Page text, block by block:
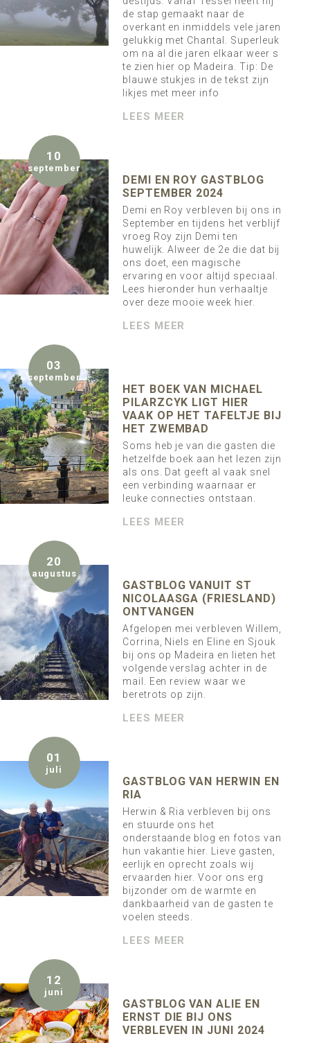
de stap gemaakt naar de
overkant en inmiddels vele jaren
gelukkig met Chantal. Superleuk
om na al die jaren elkaar weer s
te zien hier op Madeira. Tip: De
blauwe stukjes in de tekst zijn
likjes met meer info
LEES MEER
10
september
DEMI EN ROY GASTBLOG
SEPTEMBER 2024
Demi en Roy verbleven bij ons in
September en tijdens het verblijf
vroeg Roy zijn Demi ten
huwelijk. Alweer de 2e die dat bij
ons doet, een magische
ervaring en voor altijd speciaal.
Lees hieronder hun verhaaltje
over deze mooie week hier.
LEES MEER
03
september
HET BOEK VAN MICHAEL
PILARZCYK LIGT HIER
VAAK OP HET TAFELTJE BIJ
HET ZWEMBAD
Soms heb je van die gasten die
hetzelfde boek aan het lezen zijn
als ons. Dat geeft al vaak snel
een verbinding waarnaar er
leuke connecties ontstaan.
LEES MEER
20
augustus
GASTBLOG VANUIT ST
NICOLAASGA (FRIESLAND)
ONTVANGEN
Afgelopen mei verbleven Willem,
Corrina, Niels en Eline en Sjouk
bij ons op Madeira en lieten het
volgende verslag achter in de
mail. Een review waar we
beretrots op zijn.
LEES MEER
01
juli
GASTBLOG VAN HERWIN EN
RIA
Herwin & Ria verbleven bij ons
en stuurde ons het
onderstaande blog en fotos van
hun vakantie hier. Lieve gasten,
eerlijk en oprecht zoals wij
ervaarden hier. Voor ons erg
bijzonder om de warmte en
dankbaarheid van de gasten te
voelen steeds.
LEES MEER
12
juni
GASTBLOG VAN ALIE EN
ERNST DIE BIJ ONS
VERBLEVEN IN JUNI 2024